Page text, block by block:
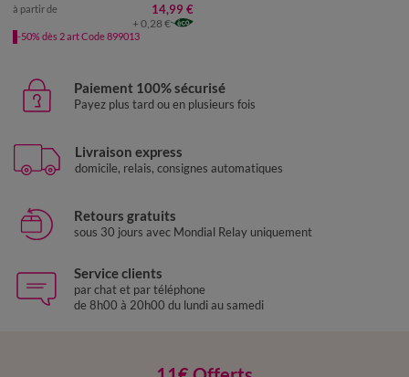
à partir de 14,99 €
+ 0,28 €
-50% dès 2 art Code 899013
Paiement 100% sécurisé
Payez plus tard ou en plusieurs fois
Livraison express
domicile, relais, consignes automatiques
Retours gratuits
sous 30 jours avec Mondial Relay uniquement
Service clients
par chat et par téléphone
de 8h00 à 20h00 du lundi au samedi